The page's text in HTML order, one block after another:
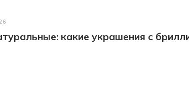
какие украшения с